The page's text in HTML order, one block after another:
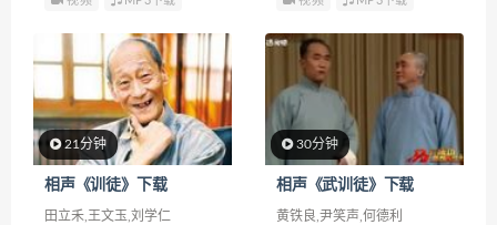
21分钟
相声《训徒》下载
田立禾,王文玉,刘学仁
30分钟
相声《武训徒》下载
黄铁良,尹笑声,何德利